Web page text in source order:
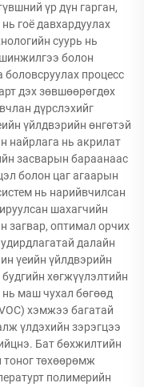
үр дүн гарган,
гоё давхардуулах
суурь нь
болон
процесс
дэх зөвшөөрөгдөх
дүрслэхийг
үйлдвэрийн өнгөтэй
найрлага нь акрилат
засварын бараанаас
болон цаг агаарын
нь нарийвчилсан
шахагчийн
загвар, оптимал орчих
далайн
үеийн үйлдвэрийн
хөгжүүлэлтийн
маш чухал бөгөөд
хэмжээ багатай
үлдэхийн зэрэгцээ
Бат бөхжилтийн
төхөөрөмж
полимерийн